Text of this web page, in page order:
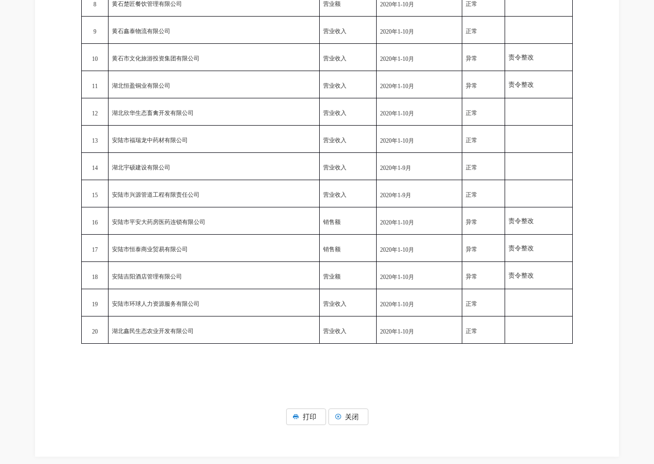
8 黄石楚匠餐饮管理有限公司 营业额 2020年1-10月 正常
9 黄石鑫泰物流有限公司 营业收入 2020年1-10月 正常
10 黄石市文化旅游投资集团有限公司 营业收入 2020年1-10月 异常 责令整改
11 湖北恒盈铜业有限公司 营业收入 2020年1-10月 异常 责令整改
12 湖北欣华生态畜禽开发有限公司 营业收入 2020年1-10月 正常
13 安陆市福瑞龙中药材有限公司 营业收入 2020年1-10月 正常
14 湖北宇硕建设有限公司 营业收入 2020年1-9月 正常
15 安陆市兴源管道工程有限责任公司 营业收入 2020年1-9月 正常
16 安陆市平安大药房医药连锁有限公司 销售额 2020年1-10月 异常 责令整改
17 安陆市恒泰商业贸易有限公司 销售额 2020年1-10月 异常 责令整改
18 安陆吉阳酒店管理有限公司 营业额 2020年1-10月 异常 责令整改
19 安陆市环球人力资源服务有限公司 营业收入 2020年1-10月 正常
20 湖北鑫民生态农业开发有限公司 营业收入 2020年1-10月 正常
打印 关闭